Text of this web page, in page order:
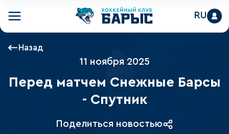
RU
Назад
11 ноября 2025
Перед матчем Снежные Барсы
- Спутник
Поделиться новостью